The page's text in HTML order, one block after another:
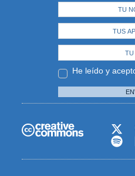
He leído y